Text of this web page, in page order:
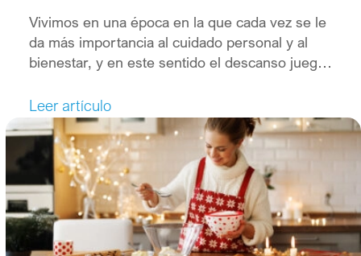
Vivimos en una época en la que cada vez se le
da más importancia al cuidado personal y al
bienestar, y en este sentido el descanso juega
sueño es un aspecto que influye en la salud,
tanto física como emocional. Y es que dormir
bien aporta muchísimos beneficios […]
Leer artículo